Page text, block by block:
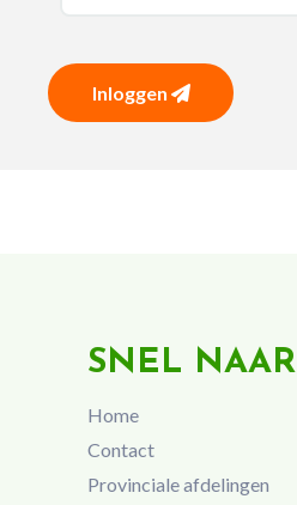
Inloggen
SNEL NAAR
Home
Contact
Provinciale afdelingen